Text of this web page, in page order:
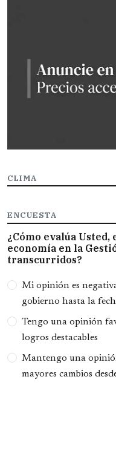
CLIMA
ENCUESTA
¿Cómo evalúa
economía en la
transcurridos?
Opciones
Mi opinión es
gobierno hasta la
Tengo una opinión
logros destacables
Mantengo una
mayores cambios